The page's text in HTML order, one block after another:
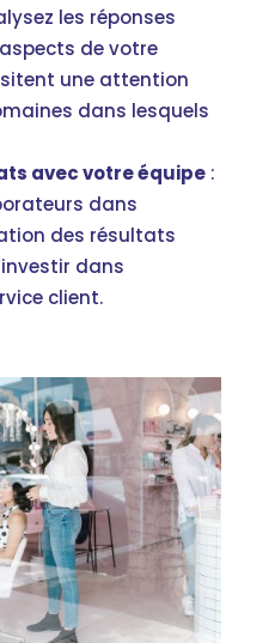
les réponses
de votre
une attention
dans lesquels
avec votre équipe:
dans
des résultats
dans
client.